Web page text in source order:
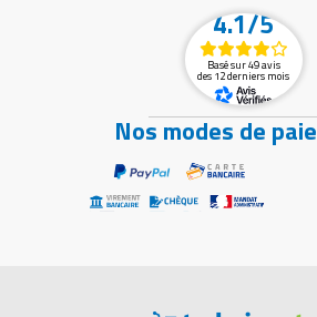
4.1/5
Basé sur 49 avis
des 12 derniers mois
Nos modes de